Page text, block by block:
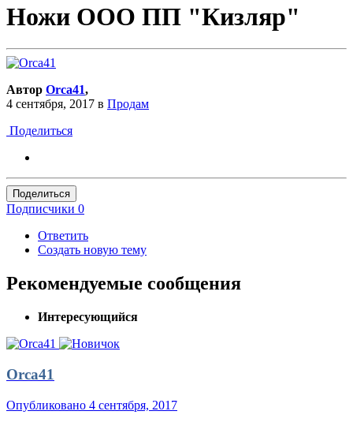
Ножи ООО ПП "Кизляр"
Автор Orca41,
4 сентября, 2017 в Продам
Поделиться
Поделиться
Подписчики 0
Ответить
Создать новую тему
Рекомендуемые сообщения
Интересующийся
Orca41
Опубликовано 4 сентября, 2017